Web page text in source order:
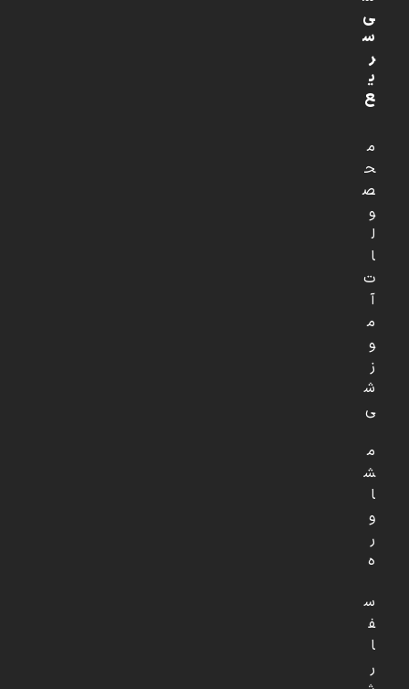
ی
س
ر
ی
ع
م
ح
ص
و
ل
ا
ت
آ
م
و
ز
ش
ی
م
ش
ا
و
ر
ه
س
ف
ا
ر